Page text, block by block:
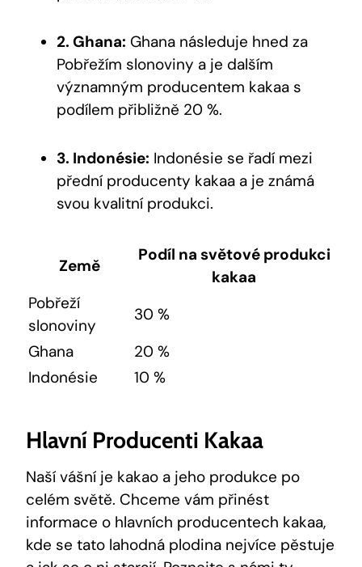
2. Ghana: Ghana následuje hned za
Pobřežím slonoviny a je dalším
významným producentem kakaa s
podílem přibližně 20 %.
3. Indonésie: Indonésie se řadí mezi
přední producenty kakaa a je známá
svou kvalitní produkci.
Země
Podíl na světové produkci
kakaa
Pobřeží
slonoviny
30 %
Ghana
20 %
Indonésie
10 %
Hlavní Producenti Kakaa
Naší vášní je kakao a jeho produkce po
celém světě. Chceme vám přinést
informace o hlavních producentech kakaa,
kde se tato lahodná plodina nejvíce pěstuje